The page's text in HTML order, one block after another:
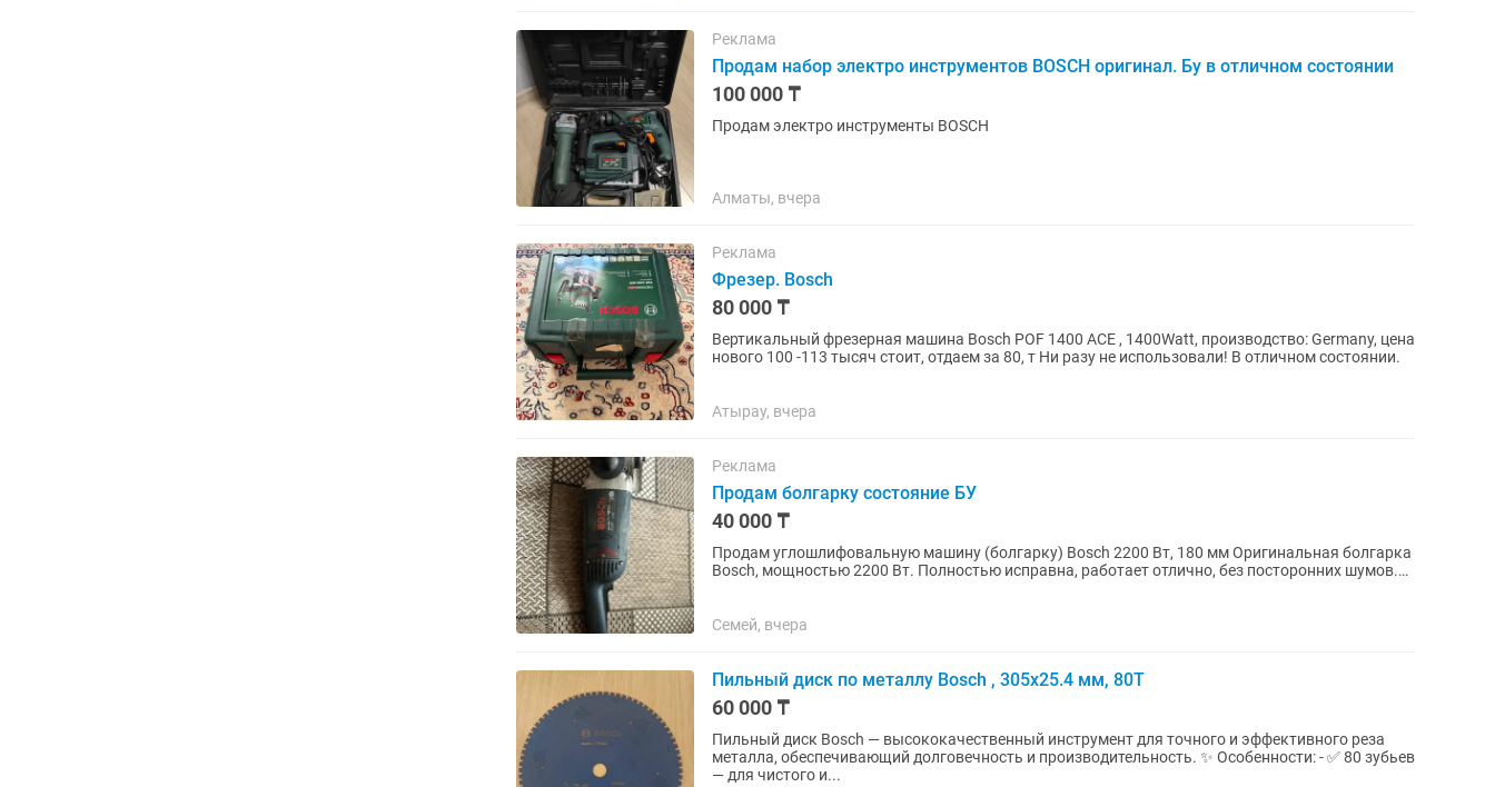
Реклама
Продам набор электро инструментов BOSCH оригинал. Бу в отличном состоянии
100 000 ₸
Продам электро инструменты BOSCH
Алматы, вчера
Реклама
Фрезер. Bosch
80 000 ₸
Вертикальный фрезерная машина Bosch POF 1400 ACE , 1400Watt, производство: Germany, цена
нового 100 -113 тысяч стоит, отдаем за 80, т Ни разу не использовали! В отличном состоянии.
Атырау, вчера
Реклама
Продам болгарку состояние БУ
40 000 ₸
Продам углошлифовальную машину (болгарку) Bosch 2200 Вт, 180 мм Оригинальная болгарка
Bosch, мощностью 2200 Вт. Полностью исправна, работает отлично, без посторонних шумов.
Семей, вчера
Пильный диск по металлу Bosch , 305x25.4 мм, 80Т
60 000 ₸
Пильный диск Bosch — высококачественный инструмент для точного и эффективного реза
металла, обеспечивающий долговечность и производительность. ✨ Особенности: - ✅ 80 зубьев
— для чистого и...